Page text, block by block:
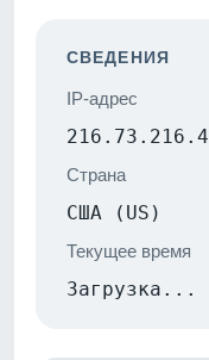
СВЕДЕНИЯ
IP-адрес
216.73.216.4
Страна
США (US)
Текущее время
Загрузка...